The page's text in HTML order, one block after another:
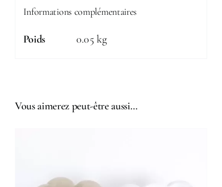
Informations complémentaires
Poids 0.05 kg
Vous aimerez peut-être aussi…